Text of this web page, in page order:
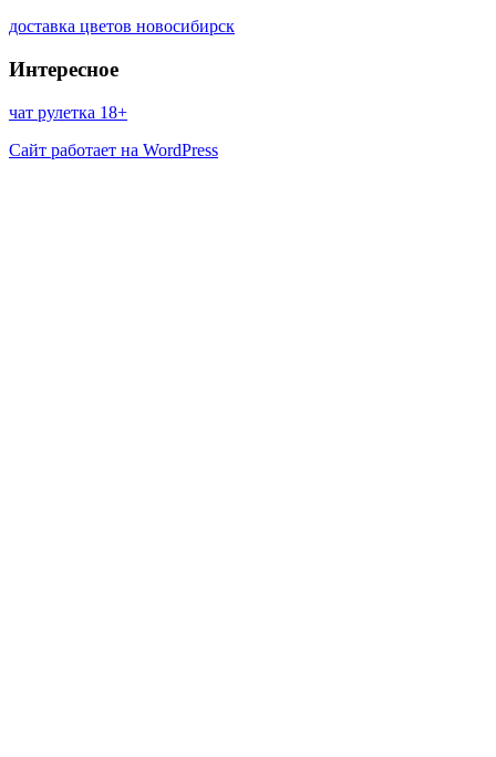
доставка цветов новосибирск
Интересное
чат рулетка 18+
Сайт работает на WordPress